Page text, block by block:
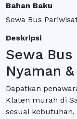
Bahan Baku
Sewa Bus
Deskripsi
Sewa
Nyaman
Dapatkan
Klaten murah di
sesuai kebutuhan,